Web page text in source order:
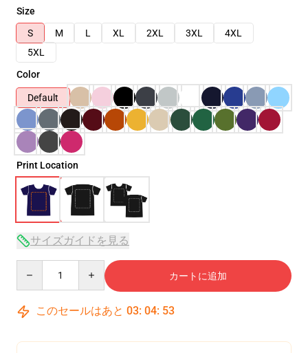
Size
S
M L XL 2XL 3XL
4XL
5XL
Color
Default
Print Location
サイズガイドを見る
カートに追加
このセールはあと 03: 04: 53